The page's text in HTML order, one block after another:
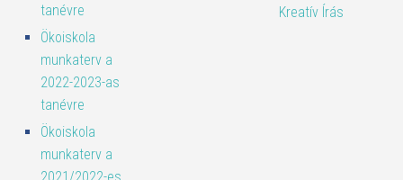
tanévre
Ökoiskola
munkaterv a
2022-2023-as
tanévre
Ökoiskola
munkaterv a
Kreatív Írás